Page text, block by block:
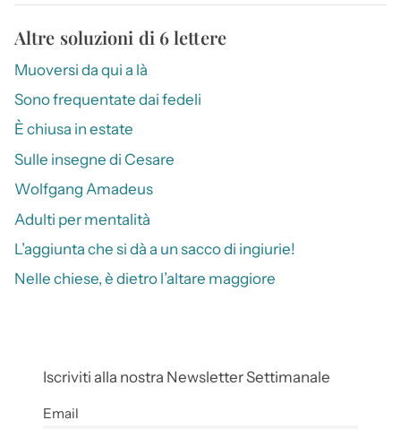
Altre soluzioni di 6 lettere
Muoversi da qui a là
Sono frequentate dai fedeli
È chiusa in estate
Sulle insegne di Cesare
Wolfgang Amadeus
Adulti per mentalità
L’aggiunta che si dà a un sacco di ingiurie!
Nelle chiese, è dietro l’altare maggiore
Iscriviti alla nostra Newsletter Settimanale
Email